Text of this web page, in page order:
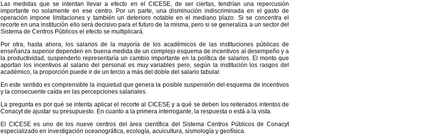
Las medidas que se intentan llevar a efecto en el CICESE, de ser ciertas, tendrían una repercusión
importante no solamente en ese centro. Por un parte, una disminución indiscriminada en el gasto de
operación impone limitaciones y también un deterioro notable en el mediano plazo. Si se concentra el
recorte en una institución ello será decisivo para el futuro de la misma, pero si se generaliza a un sector del
Sistema de Centros Públicos el efecto se multiplicará.
Por otra, hasta ahora, los salarios de la mayoría de los académicos de las instituciones públicas de
enseñanza superior dependen en buena medida de un complejo esquema de incentivos al desempeño y a
la productividad, suspenderlo representaría un cambio importante en la política de salarios. El monto que
aportan los incentivos al salario del personal es muy variables pero, según la institución los rasgos del
académico, la proporción puede ir de un tercio a más del doble del salario tabular.
En este sentido es comprensible la inquietud que genera la posible suspensión del esquema de incentivos
y la consecuente caída en las percepciones salariales.
La pregunta es por qué se intenta aplicar el recorte al CICESE y a qué se deben los reiterados intentos de
Conacyt de ajustar su presupuesto. En cuanto a la primera interrogante, la respuesta o está a la vista.
El CICESE es uno de los nueve centros del área científica del Sistema Centros Públicos de Conacyt
especializado en investigación oceanográfica, ecología, acuicultura, sismología y geofísica.